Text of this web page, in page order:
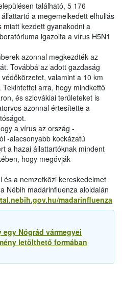
található, 5 176
a megemelkedett elhullás
kezdett gyanakodni a
igazolta a vírus H5N1
azonnal megkezdték az
Továbbá az adott gazdaság
valamint a 10 km
arra, hogy mindkettő
és szlovákiai területeket is
azonnal értesítette a
a vírus az ország -
-alacsonyabb kockázatú
a hazai állattartóknak mindent
hogy megóvják
és a nemzetközi kereskedelmet
Nébih madárinfluenza aloldalán
madarinfluenza
Nógrád vármegyei
letölthető formában